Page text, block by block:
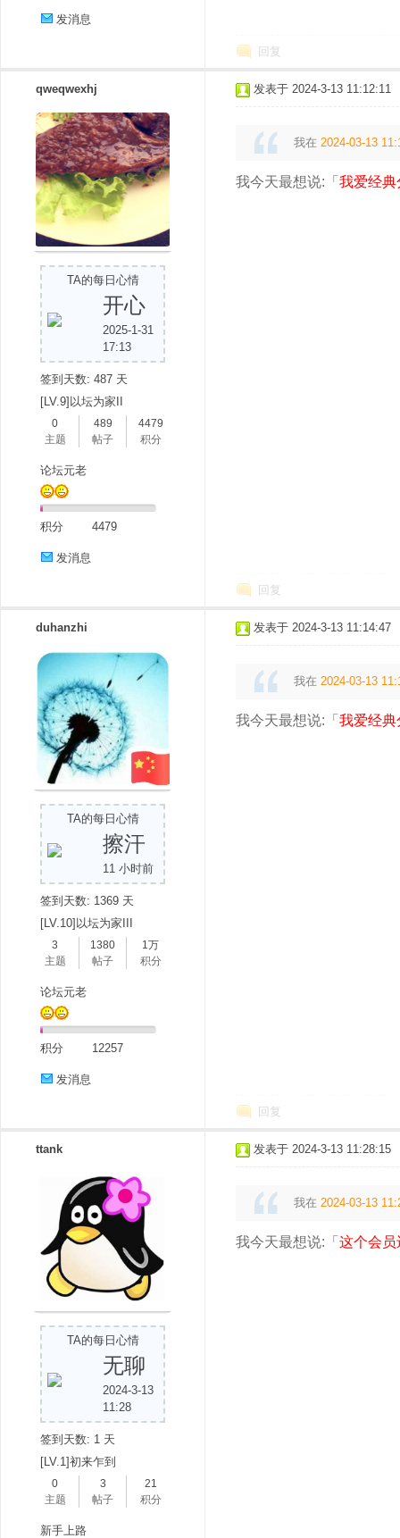
发消息
回复
qweqwexhj
TA的每日心情
开心
2025-1-31
17:13
签到天数: 487 天
[LV.9]以坛为家II
0
主题
489
帖子
4479
积分
论坛元老
积分 4479
发消息
发表于 2024-3-13 11:12:11
我在 2024-03-13
我今天最想说:「 我爱经典
回复
duhanzhi
TA的每日心情
擦汗
11 小时前
签到天数: 1369 天
[LV.10]以坛为家III
3
主题
1380
帖子
1万
积分
论坛元老
积分 12257
发消息
发表于 2024-3-13 11:14:47
我在 2024-03-13
我今天最想说:「 我爱经典
回复
ttank
TA的每日心情
无聊
2024-3-13
11:28
签到天数: 1 天
[LV.1]初来乍到
0
主题
3
帖子
21
积分
新手上路
发表于 2024-3-13 11:28:15
我在 2024-03-13
我今天最想说:「 这个会员